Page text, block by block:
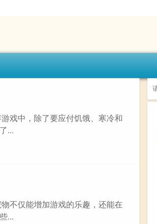
戏中，除了要应付饥饿、寒冷和
...
不仅能增加游戏的乐趣，还能在
...